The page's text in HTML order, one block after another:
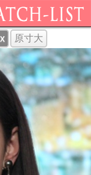
原寸大